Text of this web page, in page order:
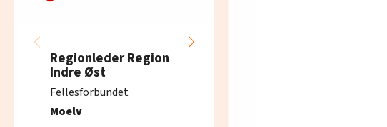
Regionleder Region
Indre Øst
Fellesforbundet
Moelv